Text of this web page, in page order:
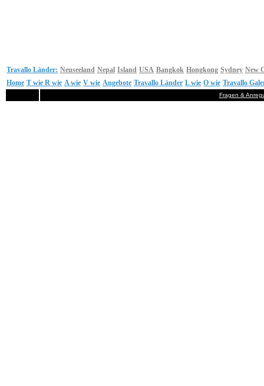
Travallo Länder: Neuseeland Nepal Island USA Bangkok Hongkong Sydney New
Home T wie R wie A wie V wie Angebote Travallo Länder L wie O wie Travallo
Fragen &